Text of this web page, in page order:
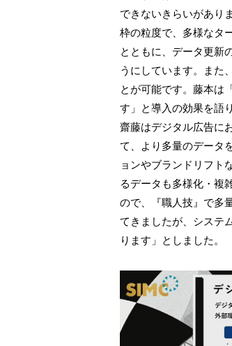
できないきらいがあり
枠の粒度で、多様なタ
とともに、データ更新
うにしています。また
とが可能です。藤本は
す」と導入の効果を語
齋藤はデジタル広告に
て、より多量のデータ
ョンやブランドリフト
るデータも多様化・複
ので、『職人技』で多
てきましたが、システ
ります」としました。